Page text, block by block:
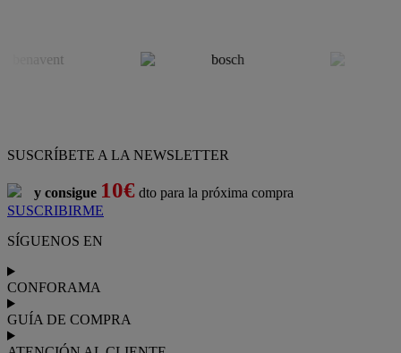
SUSCRÍBETE A LA NEWSLETTER
y consigue 10€ dto para la próxima compra
SUSCRIBIRME
SÍGUENOS EN
CONFORAMA
GUÍA DE COMPRA